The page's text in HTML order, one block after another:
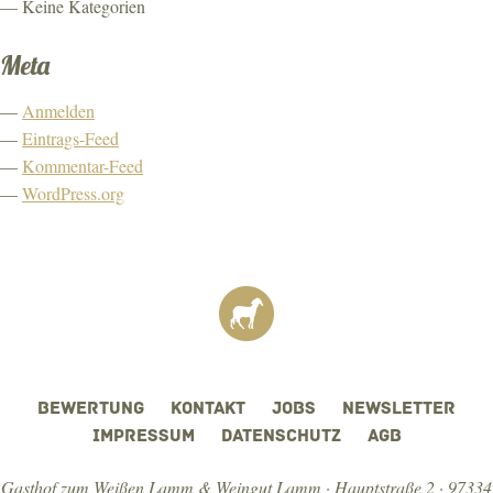
Keine Kategorien
Meta
Anmelden
Eintrags-Feed
Kommentar-Feed
WordPress.org
BEWERTUNG KONTAKT JOBS
NEWSLETTER
IMPRESSUM
DATENSCHUTZ AGB
Gasthof zum Weißen Lamm & Weingut Lamm · Hauptstraße 2 · 97334